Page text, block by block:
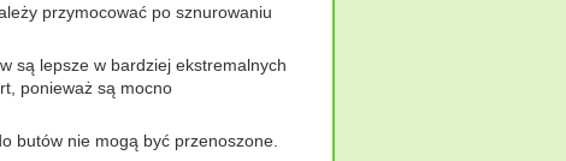
przymocować po sznurowaniu
są lepsze w bardziej ekstremalnych
ponieważ są mocno
butów nie mogą być przenoszone.